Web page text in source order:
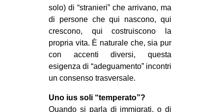
solo) di “stranieri” che arrivano, ma
di persone che qui nascono, qui
crescono, qui costruiscono la
propria vita. È naturale che, sia pur
con accenti diversi, questa
esigenza di “adeguamento” incontri
un consenso trasversale.
Uno ius soli “temperato”?
Quando si parla di immigrati, o di